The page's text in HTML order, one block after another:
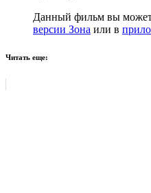
Данный фильм вы
версии Зона или в
Читать еще: